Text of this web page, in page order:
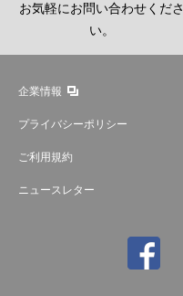
お気軽にお問い合わせくださ
い。
企業情報
プライバシーポリシー
ご利用規約
ニュースレター